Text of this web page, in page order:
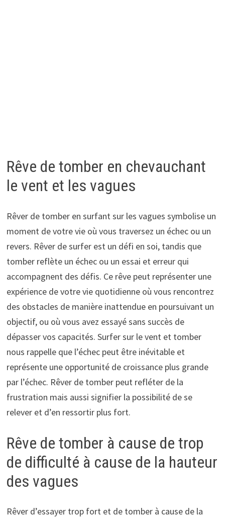
Rêve de tomber en chevauchant
le vent et les vagues
Rêver de tomber en surfant sur les vagues symbolise un
moment de votre vie où vous traversez un échec ou un
revers. Rêver de surfer est un défi en soi, tandis que
tomber reflète un échec ou un essai et erreur qui
accompagnent des défis. Ce rêve peut représenter une
expérience de votre vie quotidienne où vous rencontrez
des obstacles de manière inattendue en poursuivant un
objectif, ou où vous avez essayé sans succès de
dépasser vos capacités. Surfer sur le vent et tomber
nous rappelle que l’échec peut être inévitable et
représente une opportunité de croissance plus grande
par l’échec. Rêver de tomber peut refléter de la
frustration mais aussi signifier la possibilité de se
relever et d’en ressortir plus fort.
Rêve de tomber à cause de trop
de difficulté à cause de la hauteur
des vagues
Rêver d’essayer trop fort et de tomber à cause de la